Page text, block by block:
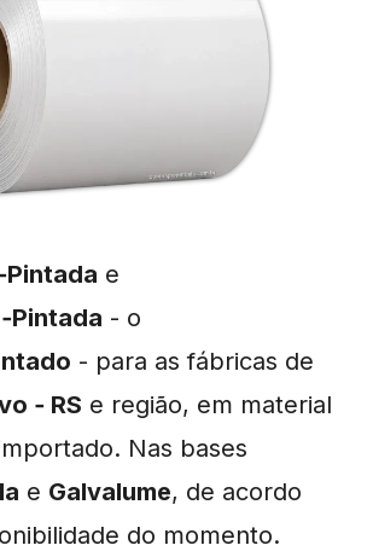
e
- o
- para as fábricas de
‑ RS e região, em material
Nas bases
e Galvalume, de acordo
do momento.